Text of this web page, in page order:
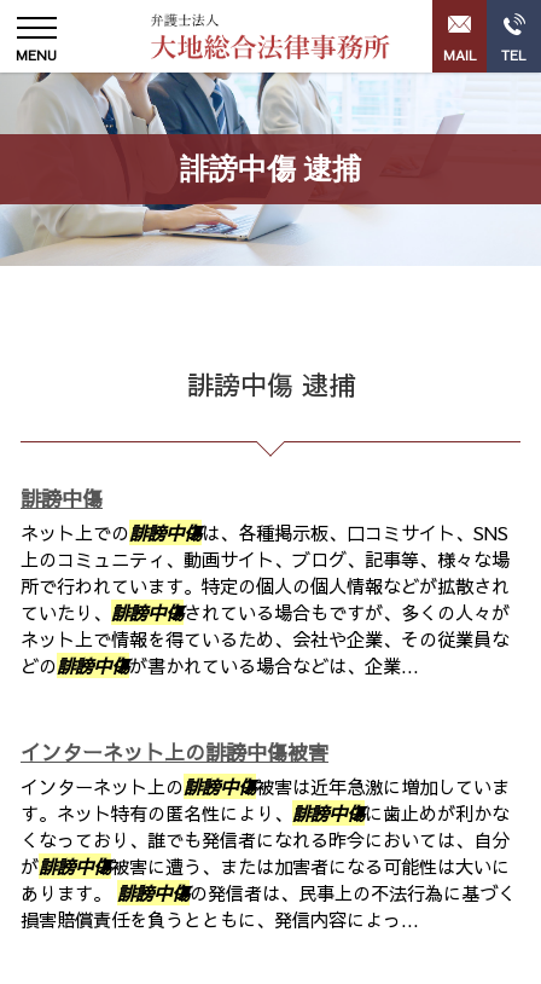
誹謗中傷 逮捕
誹謗中傷 逮捕
誹謗中傷
ネット上での誹謗中傷は、各種掲示板、口コミサイト、SNS
上のコミュニティ、動画サイト、ブログ、記事等、様々な場
所で行われています。特定の個人の個人情報などが拡散され
ていたり、 誹謗中傷されている場合もですが、多くの人々が
ネット上で情報を得ているため、会社や企業、その従業員な
どの誹謗中傷が書かれている場合などは、企業...
インターネット上の誹謗中傷被害
インターネット上の誹謗中傷被害は近年急激に増加していま
す。ネット特有の匿名性により、 誹謗中傷に歯止めが利かな
くなっており、誰でも発信者になれる昨今においては、自分
が誹謗中傷被害に遭う、または加害者になる可能性は大いに
あります。 誹謗中傷の発信者は、民事上の不法行為に基づく
損害賠償責任を負うとともに、発信内容によっ...